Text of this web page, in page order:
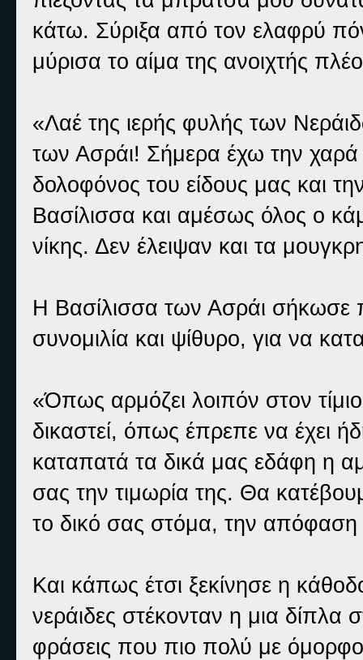
κάτω. Σύριξα από τον ελαφρύ
μύρισα το αίμα της ανοιχτής
«Λαέ της ιερής φυλής των
των Ασράι! Σήμερα έχω την
δολοφόνος του είδους μας και
Βασίλισσα και αμέσως όλος ο
νίκης. Δεν έλειψαν και τα
Η Βασίλισσα των Ασράι σήκωσε
συνομιλία και ψίθυρο, για να
«Όπως αρμόζει λοιπόν στον
δικαστεί, όπως έπρεπε να έχει
καταπατά τα δικά μας εδάφη η
σας την τιμωρία της. Θα
το δικό σας στόμα, την απόφαση
Και κάπως έτσι ξεκίνησε η
νεράιδες στέκονταν η μια δίπλα
φράσεις που πιο πολύ με όμορφο